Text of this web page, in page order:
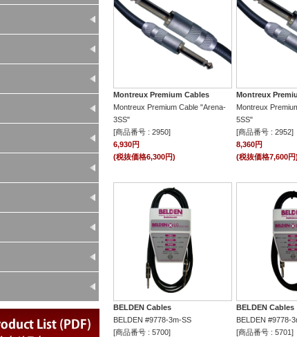
Montreux Premium Cables
Montreux Premium Cable "Arena-
3SS"
[商品番号 : 2950]
6,930円
(税抜価格6,300円)
Montreux
Montreux
5SS"
[商品番号 : 2952]
8,360円
(税抜価格7,600円)
BELDEN Cables
BELDEN #9778-3m-SS
[商品番号 : 5700]
BELDEN Cables
BELDEN #9778-
[商品番号 : 5701]